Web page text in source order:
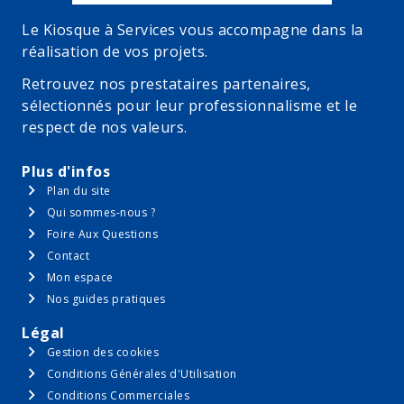
Le Kiosque à Services vous accompagne dans la
réalisation de vos projets.
Retrouvez nos prestataires partenaires,
sélectionnés pour leur professionnalisme et le
respect de nos valeurs.
Plus d'infos
Plan du site
Qui sommes-nous ?
Foire Aux Questions
Contact
Mon espace
Nos guides pratiques
Légal
Gestion des cookies
Conditions Générales d'Utilisation
Conditions Commerciales